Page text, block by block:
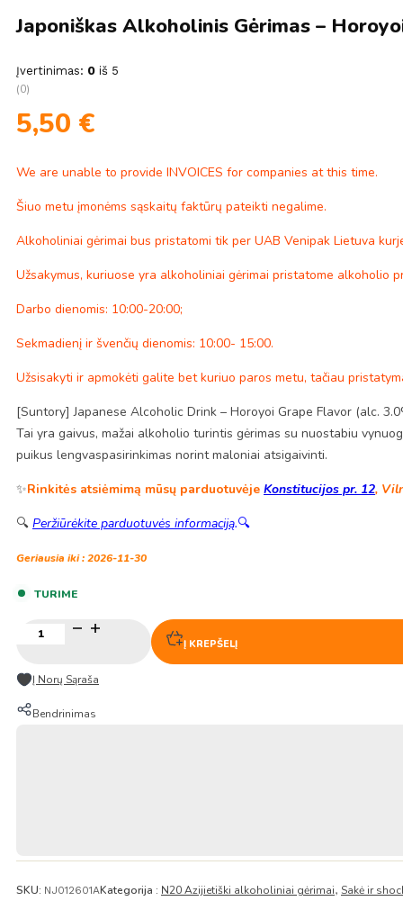
Japoniškas Alkoholinis Gėrimas –
Įvertinimas: 0 iš 5
(0)
5,50 €
We are unable to provide INVOICES for companies at this time.
Šiuo metu įmonėms sąskaitų faktūrų pateikti negalime.
Alkoholiniai gėrimai bus pristatomi tik per UAB Venipak Lietuva
Užsakymus, kuriuose yra alkoholiniai gėrimai pristatome alkoholio
Darbo dienomis: 10:00-20:00;
Sekmadienį ir švenčių dienomis: 10:00- 15:00.
Užsisakyti ir apmokėti galite bet kuriuo paros metu, tačiau
[Suntory] Japanese Alcoholic Drink – Horoyoi Grape Flavor (alc.
Tai yra gaivus, mažai alkoholio turintis gėrimas su nuostabiu
puikus lengvaspasirinkimas norint maloniai atsigaivinti.
✨Rinkitės atsiėmimą mūsų parduotuvėje Konstitucijos pr. 12,
🔍 Peržiūrėkite parduotuvės informaciją.🔍
Geriausia iki : 2026-11-30
TURIME
kiekis:
alkoholinis
gėrimas
–
Į KREPŠELĮ
Į Norų Sąraša
Bendrinimas
SKU: NJ012601AKategorija : N20 Azijietiški alkoholiniai gėrimai, Sakė ir